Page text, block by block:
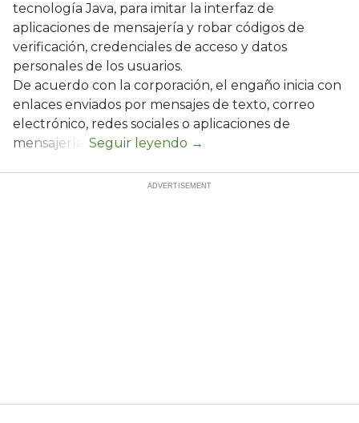
tecnología Java, para imitar la interfaz de
aplicaciones de mensajería y robar códigos de
verificación, credenciales de acceso y datos
personales de los usuarios.
De acuerdo con la corporación, el engaño inicia con
enlaces enviados por mensajes de texto, correo
electrónico, redes sociales o aplicaciones de
mensajería.